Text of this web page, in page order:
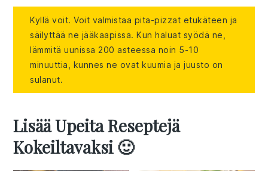
Kyllä voit. Voit valmistaa pita-pizzat etukäteen ja
säilyttää ne jääkaapissa. Kun haluat syödä ne,
lämmitä uunissa 200 asteessa noin 5-10
minuuttia, kunnes ne ovat kuumia ja juusto on
sulanut.
Lisää Upeita Reseptejä
Kokeiltavaksi 🙂